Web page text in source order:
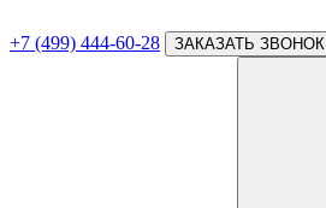
+7 (499) 444-60-28 ЗАКАЗАТЬ ЗВОНОК